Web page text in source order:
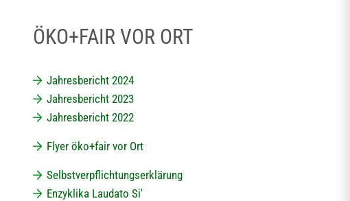
ÖKO+FAIR VOR ORT
Jahresbericht 2024
Jahresbericht 2023
Jahresbericht 2022
Flyer öko+fair vor Ort
Selbstverpflichtungserklärung
Enzyklika Laudato Si'